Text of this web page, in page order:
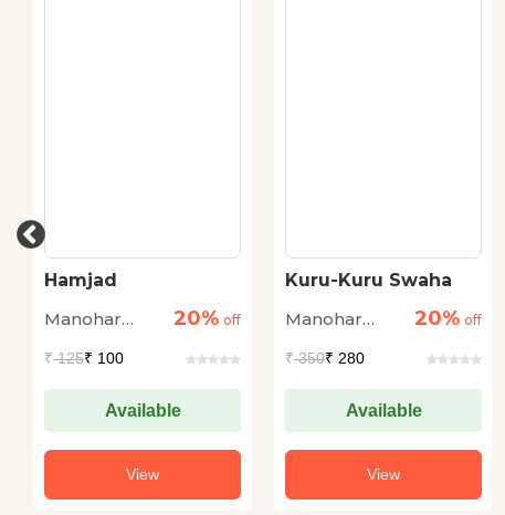
Hamjad
Manohar
20% off
₹125₹ 100
Available
View
Kuru-Kuru Swaha
Manohar
20% off
₹350₹ 280
Available
View